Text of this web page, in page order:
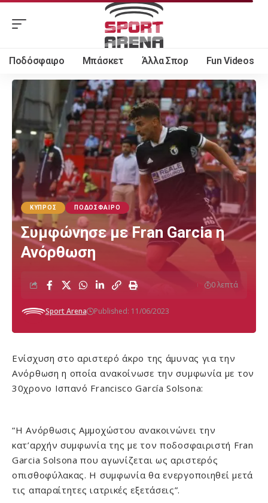
Ποδόσφαιρο Μπάσκετ Άλλα Σπορ Fun Videos
ΚΎΠΡΟΣ ΠΟΔΌΣΦΑΙΡΟ
Συμφώνησε με Fran Garcia η
Ανόρθωση
Sport Arena Published: 11/06/2023
0 λεπτά
Ενίσχυση στο αριστερό άκρο της άμυνας για την
Ανόρθωση η οποία ανακοίνωσε την συμφωνία με τον
30χρονο Ισπανό Francisco García Solsona:
“H Ανόρθωσις Αμμοχώστου ανακοινώνει την
κατ’αρχήν συμφωνία της με τον ποδοσφαιριστή Fran
Garcia Solsona που αγωνίζεται ως αριστερός
οπισθοφύλακας. Η συμφωνία θα ενεργοποιηθεί μετά
τις απαραίτητες ιατρικές εξετάσεις”.